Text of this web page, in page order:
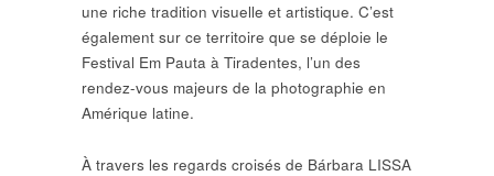
une riche tradition visuelle et artistique. C’est
également sur ce territoire que se déploie le
Festival Em Pauta à Tiradentes, l’un des
rendez-vous majeurs de la photographie en
Amérique latine.
À travers les regards croisés de Bárbara LISSA